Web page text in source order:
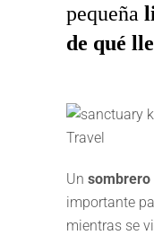
pequeña
de qué
Un sombrero
importante
mientras se